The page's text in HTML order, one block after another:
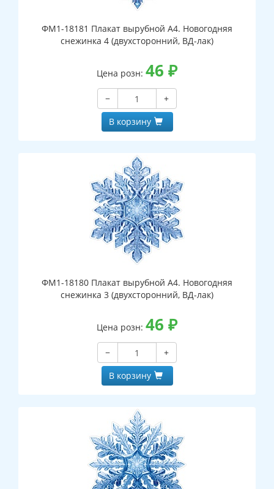
ФМ1-18181 Плакат вырубной А4. Новогодняя
снежинка 4 (двухсторонний, ВД-лак)
Цена розн: 46 ₽
−
+
В корзину
ФМ1-18180 Плакат вырубной А4. Новогодняя
снежинка 3 (двухсторонний, ВД-лак)
Цена розн: 46 ₽
−
+
В корзину